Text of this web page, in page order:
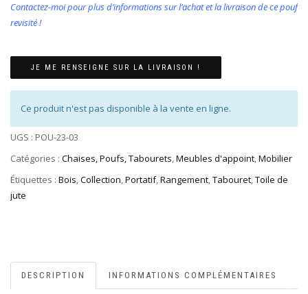
Contactez-moi pour plus d’informations sur l’achat et la livraison de ce pouf
revisité !
JE ME RENSEIGNE SUR LA LIVRAISON !
Ce produit n'est pas disponible à la vente en ligne.
UGS : POU-23-03
Catégories : Chaises, Poufs, Tabourets,Meubles d'appoint,Mobilier
Étiquettes : Bois,Collection,Portatif,Rangement,Tabouret,Toile de
jute
DESCRIPTION INFORMATIONS COMPLÉMENTAIRES